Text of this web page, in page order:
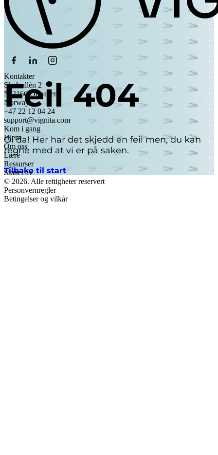
Feil 404
Oi da! Her har det skjedd en feil men, du kan
regne med at vi er på saken.
Tilbake til start
Kontakter
Skoleallén 2
N-2166 Oppaker
Norway
+47 22 12 04 24
support@vignita.com
Kom i gang
Hjem
Om oss
Lære
Ressurser
Støttet av
© 2026. Alle rettigheter reservert
Personvernregler
Betingelser og vilkår